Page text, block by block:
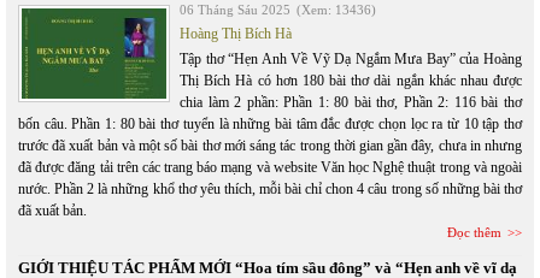
06 Tháng Sáu 2025 (Xem: 13436)
Hoàng Thị Bích Hà
Tập thơ “Hẹn Anh Về Vỹ Dạ Ngắm Mưa Bay” của Hoàng
Thị Bích Hà có hơn 180 bài thơ dài ngắn khác nhau được
chia làm 2 phần: Phần 1: 80 bài thơ, Phần 2: 116 bài thơ
bốn câu. Phần 1: 80 bài thơ tuyển là những bài tâm đắc được chọn lọc ra từ 10 tập thơ
trước đã xuất bản và một số bài thơ mới sáng tác trong thời gian gần đây, chưa in nhưng
đã được đăng tải trên các trang báo mạng và website Văn học Nghệ thuật trong và ngoài
nước. Phần 2 là những khổ thơ yêu thích, mỗi bài chỉ chon 4 câu trong số những bài thơ
đã xuất bản.
Đọc thêm
GIỚI THIỆU TÁC PHẨM MỚI “Hoa tím sầu đông” và “Hẹn anh về vĩ dạ